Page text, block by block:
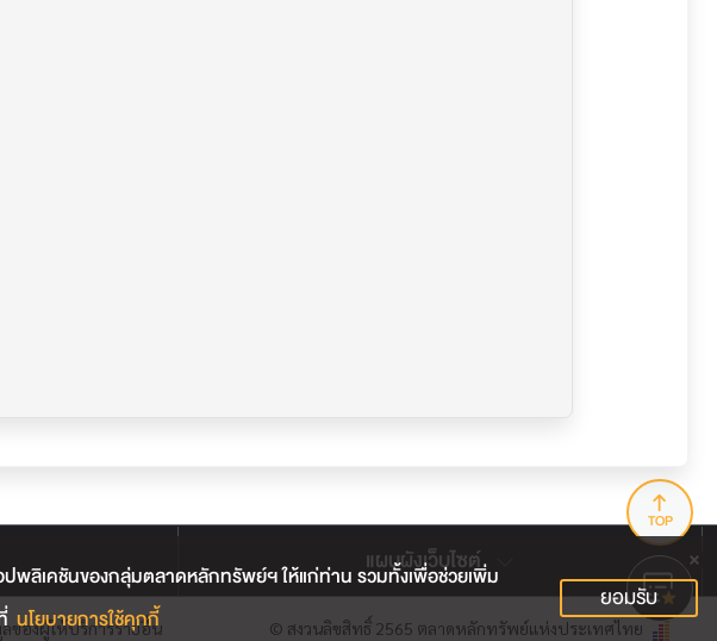
พลิเคชันของกลุ่มตลาดหลักทรัพย์ฯ ให้แก่ท่าน รวมทั้งเพื่อช่วยเพิ่ม
ที่นโยบายการใช้คุกกี้
ยอมรับ
TOP
แผนผังเว็บไซต์
ลของผู้ให้บริการรายอื่น © สงวนลิขสิทธิ์ 2565 ตลาดหลักทรัพย์แห่งประเทศไทย